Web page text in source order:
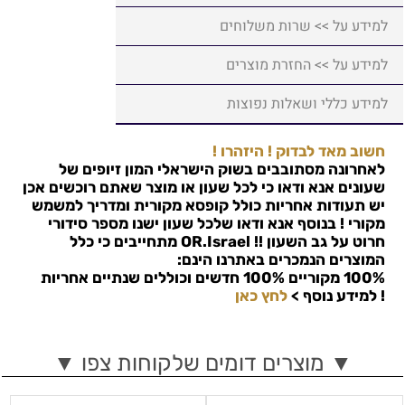
למידע על >> שרות משלוחים
למידע על >> החזרת מוצרים
למידע כללי ושאלות נפוצות
חשוב מאד לבדוק ! היזהרו !
לאחרונה מסתובבים בשוק הישראלי המון זיופים של
שעונים אנא ודאו כי לכל שעון או מוצר שאתם רוכשים אכן
יש תעודות אחריות כולל קופסא מקורית ומדריך למשמש
מקורי ! בנוסף אנא ודאו שלכל שעון ישנו מספר סידורי
חרוט על גב השעון !! OR.Israel מתחייבים כי כלל
המוצרים הנמכרים באתרנו הינם:
100% מקוריים 100% חדשים וכוללים שנתיים אחריות
! למידע נוסף > לחץ כאן
▼ מוצרים דומים שלקוחות צפו ▼